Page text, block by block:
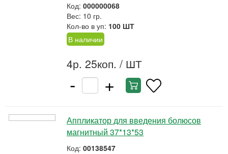
Код: 000000068
Вес: 10 гр.
Кол-во в уп: 100 ШТ
В наличии
4р. 25коп. / ШТ
- +
Аппликатор для введения болюсов
магнитный 37*13*53
Код: 00138547